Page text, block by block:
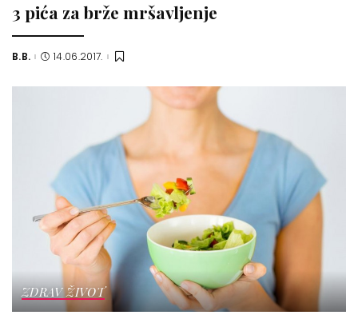
3 pića za brže mršavljenje
Posted
B.B. 14.06.2017.
ZDRAV ŽIVOT